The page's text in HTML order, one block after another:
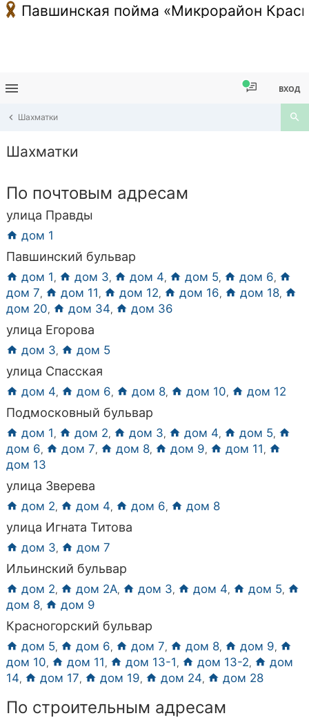
Павшинская пойма «Микрорайон
ВХОД
Шахматки
Шахматки
По почтовым адресам
улица Правды
дом 1
Павшинский бульвар
дом 1, дом 3, дом 4, дом 5, дом 6,
дом 7, дом 11, дом 12, дом 16, дом 18,
дом 20, дом 34, дом 36
улица Егорова
дом 3, дом 5
улица Спасская
дом 4, дом 6, дом 8, дом 10, дом 12
Подмосковный бульвар
дом 1, дом 2, дом 3, дом 4, дом 5,
дом 6, дом 7, дом 8, дом 9, дом 11,
дом 13
улица Зверева
дом 2, дом 4, дом 6, дом 8
улица Игната Титова
дом 3, дом 7
Ильинский бульвар
дом 2, дом 2А, дом 3, дом 4, дом 5,
дом 8, дом 9
Красногорский бульвар
дом 5, дом 6, дом 7, дом 8, дом 9,
дом 10, дом 11, дом 13-1, дом 13-2,
дом
14, дом 17, дом 19, дом 24, дом 28
По строительным адресам